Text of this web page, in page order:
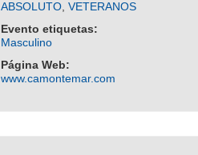
ABSOLUTO, VETERANOS
Evento etiquetas:
Masculino
Página Web:
www.camontemar.com